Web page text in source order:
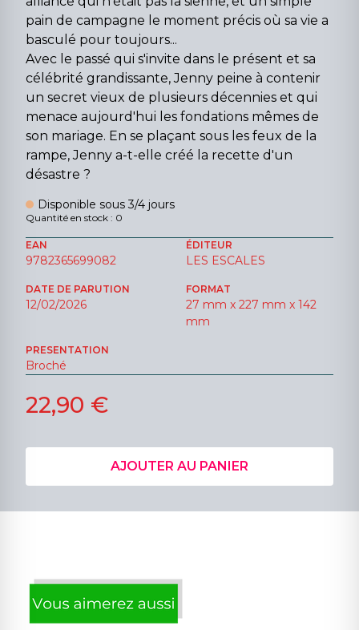
pain de campagne le moment précis où sa vie a
basculé pour toujours...
Avec le passé qui s'invite dans le présent et sa
célébrité grandissante, Jenny peine à contenir
un secret vieux de plusieurs décennies et qui
menace aujourd'hui les fondations mêmes de
son mariage. En se plaçant sous les feux de la
rampe, Jenny a-t-elle créé la recette d'un
désastre ?
Disponible sous 3/4 jours
Quantité en stock : 0
EAN
9782365699082
ÉDITEUR
LES ESCALES
DATE DE PARUTION
12/02/2026
FORMAT
27 mm x 227 mm x 142
mm
PRESENTATION
Broché
22,90 €
AJOUTER AU PANIER